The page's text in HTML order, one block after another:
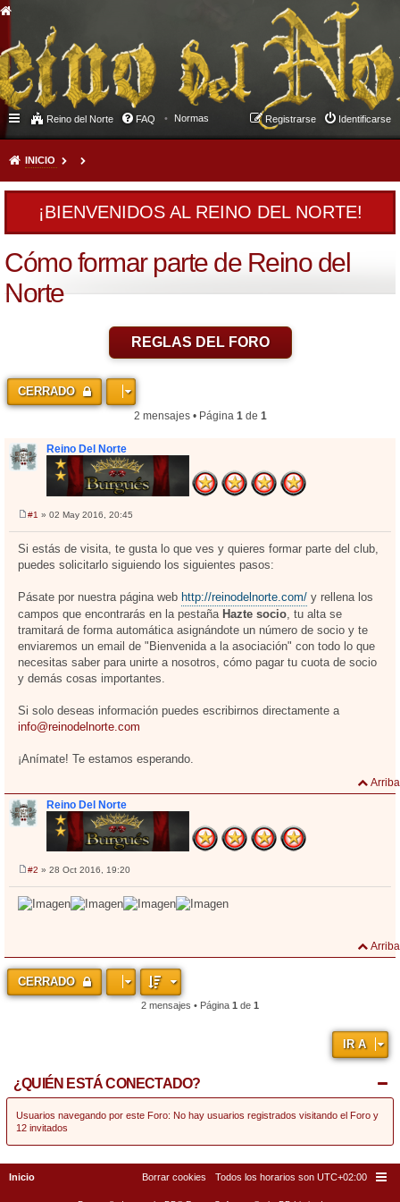
Reino del Norte FAQ Normas Identificarse
Registrarse
INICIO
¡BIENVENIDOS AL REINO DEL NORTE!
Cómo formar parte de Reino del
Norte
REGLAS DEL FORO
CERRADO
2 mensajes • Página 1de 1
Reino Del Norte
e
a
#1 » 02 May 2016, 20:45
Si estás de visita, te gusta lo que ves y quieres formar parte del club,
puedes solicitarlo siguiendo los siguientes pasos:
Pásate por nuestra página web http://reinodelnorte.com/ y rellena los
campos que encontrarás en la pestaña Hazte socio , tu alta se
tramitará de forma automática asignándote un número de socio y te
enviaremos un email de "Bienvenida a la asociación" con todo lo que
necesitas saber para unirte a nosotros, cómo pagar tu cuota de socio
y demás cosas importantes.
Si solo deseas información puedes escribirnos directamente a
info@reinodelnorte.com
¡Anímate! Te estamos esperando.
Arriba
Reino Del Norte
e
n
s
#2 » 28 Oct 2016, 19:20
Arriba
CERRADO
2 mensajes • Página 1 de 1
IR A
¿QUIÉN ESTÁ CONECTADO?
Usuarios navegando por este Foro: No hay usuarios registrados visitando el Foro y
12 invitados
Inicio Todos los horarios son UTC+02:00
Borrar cookies